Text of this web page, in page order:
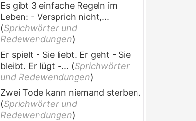
Es gibt 3 einfache Regeln im
Leben: - Versprich nicht,...
(Sprichwörter und
Redewendungen)
Er spielt - Sie liebt. Er geht - Sie
bleibt. Er lügt -... (Sprichwörter
und Redewendungen)
Zwei Tode kann niemand sterben.
(Sprichwörter und
Redewendungen)